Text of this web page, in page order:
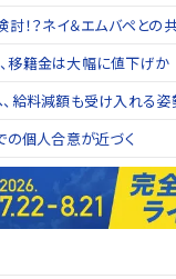
討！？ネイ＆エムバペとの
移籍金は大幅に値下げか
給料減額も受け入れる姿
の個人合意が近づく